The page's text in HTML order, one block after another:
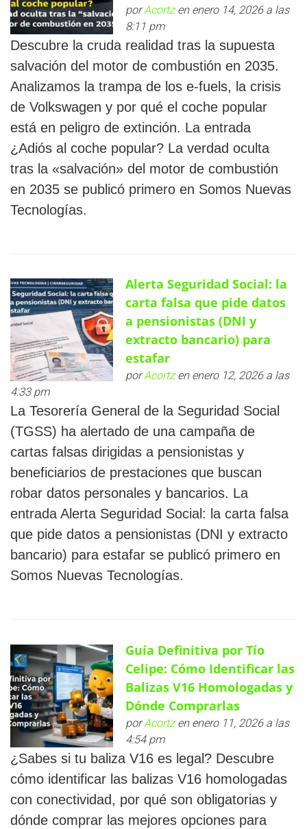
porAcortzen enero 14, 2026 a las
8:11 pm
Descubre la cruda realidad tras la supuesta
salvación del motor de combustión en 2035.
Analizamos la trampa de los e-fuels, la crisis
de Volkswagen y por qué el coche popular
está en peligro de extinción. La entrada
¿Adiós al coche popular? La verdad oculta
tras la «salvación» del motor de combustión
en 2035 se publicó primero en Somos Nuevas
Tecnologías.
Alerta Seguridad Social: la
carta falsa que pide datos
a pensionistas (DNI y
extracto bancario) para
estafar
porAcortzen enero 12, 2026 a las
4:33 pm
La Tesorería General de la Seguridad Social
(TGSS) ha alertado de una campaña de
cartas falsas dirigidas a pensionistas y
beneficiarios de prestaciones que buscan
robar datos personales y bancarios. La
entrada Alerta Seguridad Social: la carta falsa
que pide datos a pensionistas (DNI y extracto
bancario) para estafar se publicó primero en
Somos Nuevas Tecnologías.
Guía Definitiva por Tío
Celipe: Cómo Identificar las
Balizas V16 Homologadas y
Dónde Comprarlas
porAcortzen enero 11, 2026 a las
4:54 pm
¿Sabes si tu baliza V16 es legal? Descubre
cómo identificar las balizas V16 homologadas
con conectividad, por qué son obligatorias y
dónde comprar las mejores opciones para